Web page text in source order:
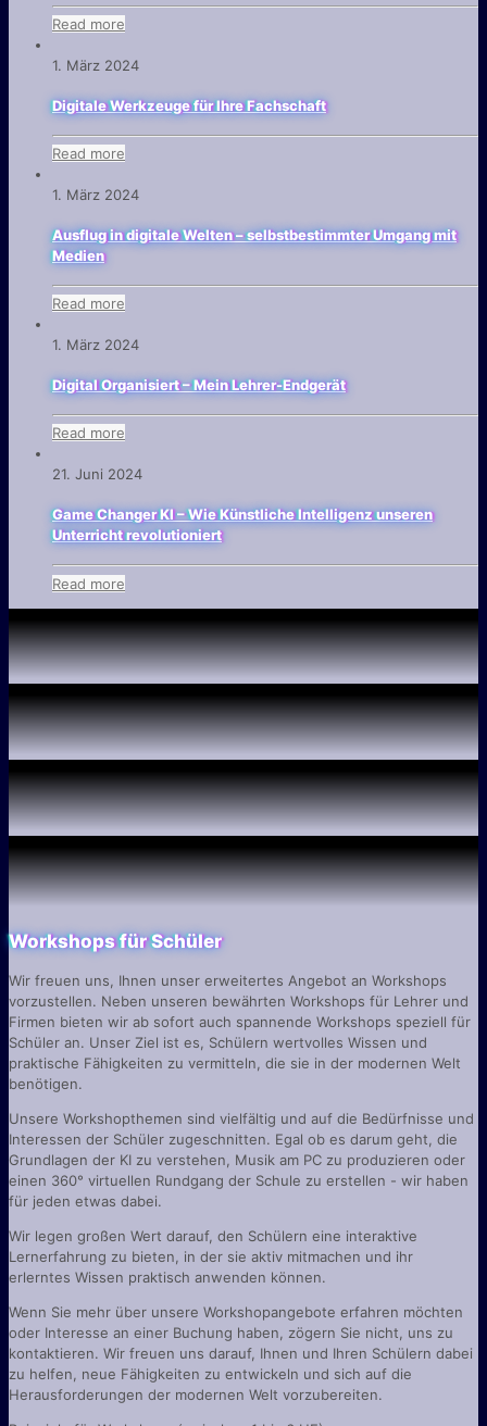
Read more
1. März 2024
Digitale Werkzeuge für Ihre Fachschaft
Read more
1. März 2024
Ausflug in digitale Welten – selbstbestimmter Umgang mit
Medien
Read more
1. März 2024
Digital Organisiert – Mein Lehrer-Endgerät
Read more
21. Juni 2024
Game Changer KI – Wie Künstliche Intelligenz unseren
Unterricht revolutioniert
Read more
Workshops für Schüler
Wir freuen uns, Ihnen unser erweitertes Angebot an Workshops
vorzustellen. Neben unseren bewährten Workshops für Lehrer und
Firmen bieten wir ab sofort auch spannende Workshops speziell für
Schüler an. Unser Ziel ist es, Schülern wertvolles Wissen und
praktische Fähigkeiten zu vermitteln, die sie in der modernen Welt
benötigen.
Unsere Workshopthemen sind vielfältig und auf die Bedürfnisse und
Interessen der Schüler zugeschnitten. Egal ob es darum geht, die
Grundlagen der KI zu verstehen, Musik am PC zu produzieren oder
einen 360° virtuellen Rundgang der Schule zu erstellen - wir haben
für jeden etwas dabei.
Wir legen großen Wert darauf, den Schülern eine interaktive
Lernerfahrung zu bieten, in der sie aktiv mitmachen und ihr
erlerntes Wissen praktisch anwenden können.
Wenn Sie mehr über unsere Workshopangebote erfahren möchten
oder Interesse an einer Buchung haben, zögern Sie nicht, uns zu
kontaktieren. Wir freuen uns darauf, Ihnen und Ihren Schülern dabei
zu helfen, neue Fähigkeiten zu entwickeln und sich auf die
Herausforderungen der modernen Welt vorzubereiten.